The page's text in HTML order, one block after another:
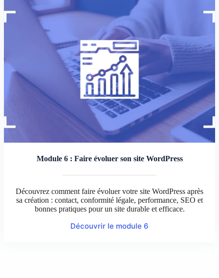
Module 6 : Faire évoluer son site WordPress
Découvrez comment faire évoluer votre site WordPress après
sa création : contact, conformité légale, performance, SEO et
bonnes pratiques pour un site durable et efficace.
Découvrir le module 6